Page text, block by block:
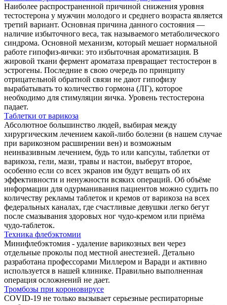
Наиболее распространенной причиной снижения уровня
тестостерона у мужчин молодого и среднего возраста является
третий вариант. Основная причина данного состояния —
наличие избыточного веса, так называемого метаболического
синдрома. Основной механизм, который мешает нормальной
работе гипофиз-яички: это избыточная ароматизация. В
жировой ткани фермент ароматаза превращает тестостерон в
эстрогены. Последние в свою очередь по принципу
отрицательной обратной связи не дают гипофизу
вырабатывать то количество гормона (ЛГ), которое
необходимо для стимуляции яичка. Уровень тестостерона
падает.
Таблетки от варикоза
Абсолютное большинство людей, выбирая между
хирургическим лечением какой-либо болезни (в нашем случае
при варикозном расширении вен) и возможным
неинвазивным лечением, будь то или капсулы, таблетки от
варикоза, гели, мази, травы и настои, выберут второе,
особенно если со всех экранов им будут вещать об их
эффективности и ненужности всяких операций. Об объёме
информации для одурманивания пациентов можно судить по
количеству рекламы таблеток и кремов от варикоза на всех
федеральных каналах, где счастливые девушки легко бегут
после смазывания здоровых ног чудо-кремом или приёма
чудо-таблеток.
Техника флебэктомии
Минифлебэктомия - удаление варикозных вен через
отдельные проколы под местной анестезией. Детально
разработана профессорами Миллером и Варади и активно
используется в нашей клинике. Правильно выполненная
операция осложнений не дает.
Тромбозы при короновирусе
COVID-19 не только вызывает серьезные респираторные